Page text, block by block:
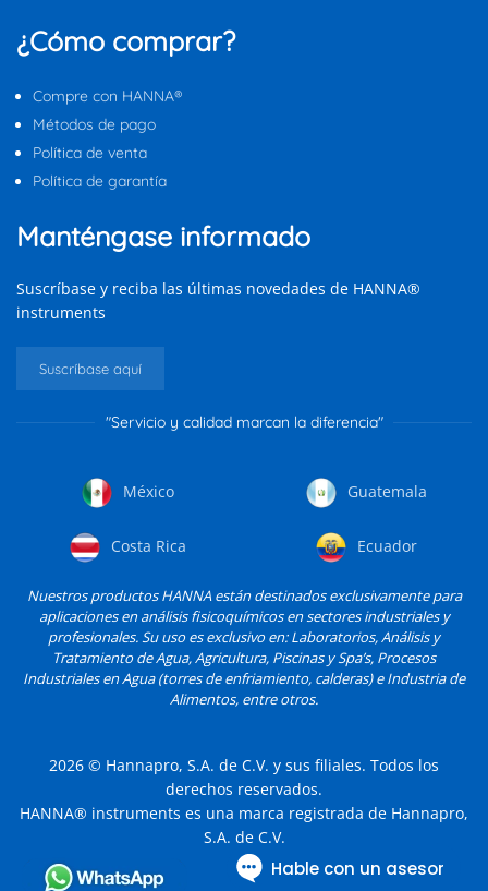
¿Cómo comprar?
Compre con HANNA®
Métodos de pago
Política de venta
Política de garantía
Manténgase informado
Suscríbase y reciba las últimas novedades de HANNA®
instruments
Suscríbase aquí
"Servicio y calidad marcan la diferencia"
México Guatemala
Costa Rica Ecuador
Nuestros productos HANNA están destinados exclusivamente para
aplicaciones en análisis fisicoquímicos en sectores industriales y
profesionales. Su uso es exclusivo en: Laboratorios, Análisis y
Tratamiento de Agua, Agricultura, Piscinas y Spa’s, Procesos
Industriales en Agua (torres de enfriamiento, calderas) e Industria de
Alimentos, entre otros.
2026 © Hannapro, S.A. de C.V. y sus filiales. Todos los
derechos reservados.
HANNA® instruments es una marca registrada de Hannapro,
S.A. de C.V.